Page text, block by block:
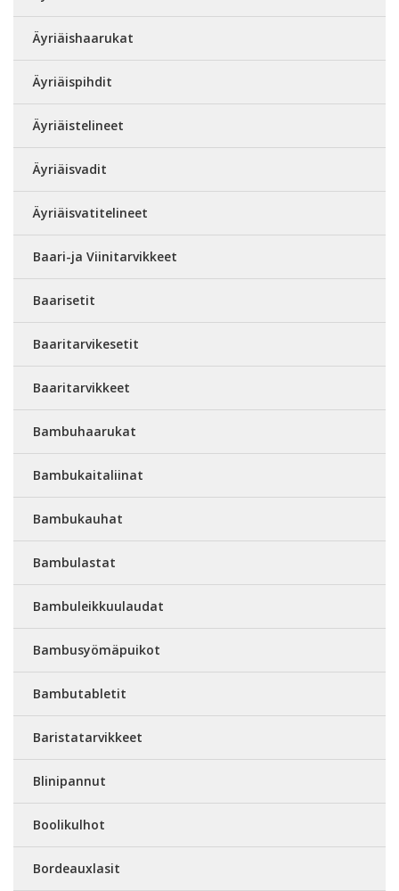
Äyriäishaarukat
Äyriäispihdit
Äyriäistelineet
Äyriäisvadit
Äyriäisvatitelineet
Baari-ja Viinitarvikkeet
Baarisetit
Baaritarvikesetit
Baaritarvikkeet
Bambuhaarukat
Bambukaitaliinat
Bambukauhat
Bambulastat
Bambuleikkuulaudat
Bambusyömäpuikot
Bambutabletit
Baristatarvikkeet
Blinipannut
Boolikulhot
Bordeauxlasit